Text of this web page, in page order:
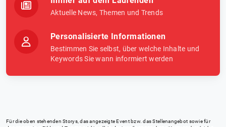
Aktuelle News, Themen und Trends
Personalisierte Informationen
Bestimmen Sie selbst, über welche Inhalte und
Keywords Sie wann informiert werden
Für die oben stehenden Storys, das angezeigte Event bzw. das Stellenangebot sowie für